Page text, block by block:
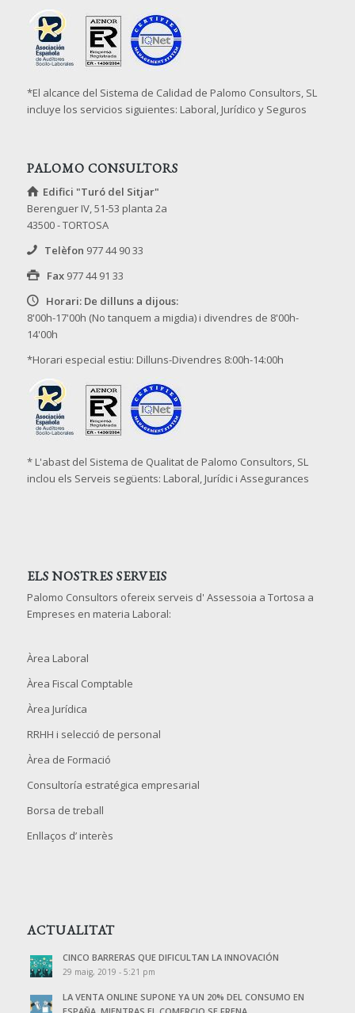
*El alcance del Sistema de Calidad de Palomo Consultors, SL
incluye los servicios siguientes: Laboral, Jurídico y Seguros
PALOMO CONSULTORS
Edifici "Turó del Sitjar"
Berenguer IV, 51-53 planta 2a
43500 - TORTOSA
Telèfon 977 44 90 33
Fax 977 44 91 33
Horari: De dilluns a dijous:
8'00h-17'00h (No tanquem a migdia) i divendres de 8'00h-
14'00h
*Horari especial estiu: Dilluns-Divendres 8:00h-14:00h
* L'abast del Sistema de Qualitat de Palomo Consultors, SL
inclou els Serveis següents: Laboral, Jurídic i Assegurances
ELS NOSTRES SERVEIS
Palomo Consultors ofereix serveis d' Assessoia a Tortosa a
Empreses en materia Laboral:
Àrea Laboral
Àrea Fiscal Comptable
Àrea Jurídica
RRHH i selecció de personal
Àrea de Formació
Consultoría estratégica empresarial
Borsa de treball
Enllaços d’ interès
ACTUALITAT
CINCO BARRERAS QUE DIFICULTAN LA INNOVACIÓN
29 maig, 2019 - 5:21 pm
LA VENTA ONLINE SUPONE YA UN 20% DEL CONSUMO EN